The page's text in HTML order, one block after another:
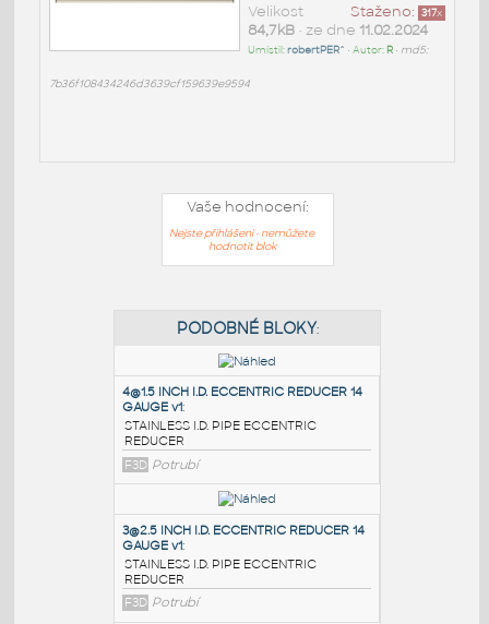
Staženo: 317x
Velikost
84,7kB• ze dne 11.02.2024
Umístil:robertPER^ • Autor: R• md5:
7b36f108434246d3639cf159639e9594
Vaše hodnocení:
Nejste přihlášeni - nemůžete
hodnotit blok
PODOBNÉ BLOKY
4@1.5 INCH I.D. ECCENTRIC REDUCER 14
GAUGE v1:
STAINLESS I.D. PIPE ECCENTRIC